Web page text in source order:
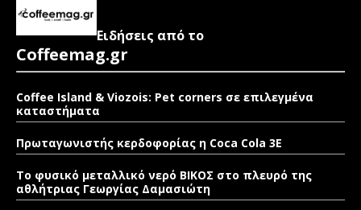
Ειδήσεις από το
Coffeemag.gr
Coffee Island & Viozois: Pet corners σε επιλεγμένα
καταστήματα
Πρωταγωνιστής κερδοφορίας η Coca Cola 3E
Το φυσικό μεταλλικό νερό ΒΙΚΟΣ στο πλευρό της
αθλήτριας Γεωργίας Δαμασιώτη